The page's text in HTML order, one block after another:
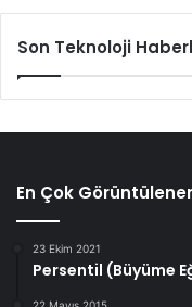
Son Teknoloji
En Çok
23 Ekim 2021
Persentil (Büyüme
22 Mayıs 2015